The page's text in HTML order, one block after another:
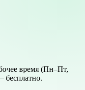
время (Пн–Пт,
бесплатно.